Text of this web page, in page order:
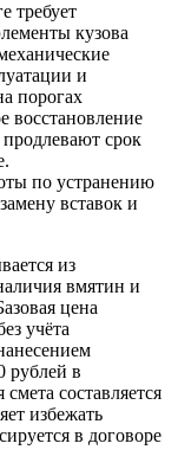
требует
кузова
и
порогах
восстановление
срок
по устранению
вставок и
из
вмятин и
цена
учёта
рублей в
составляется
избежать
в договоре